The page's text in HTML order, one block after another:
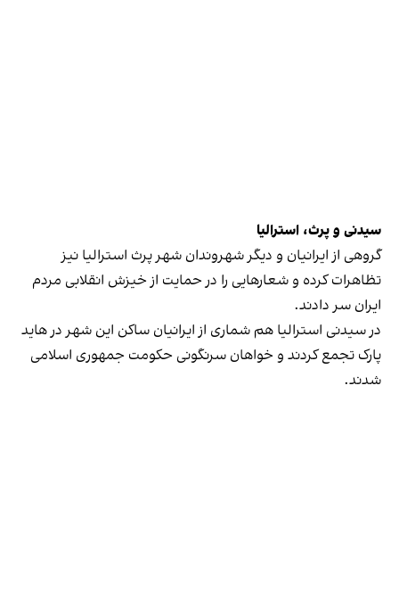
سیدنی و پرث، استرالیا
گروهی از ایرانیان و دیگر شهروندان شهر پرث استرالیا نیز
تظاهرات کرده و شعارهایی را در حمایت از خیزش انقلابی مردم
ایران سر دادند.
در سیدنی استرالیا هم شماری از ایرانیان ساکن این شهر در هاید
پارک تجمع کردند و خواهان سرنگونی حکومت جمهوری اسلامی
شدند.